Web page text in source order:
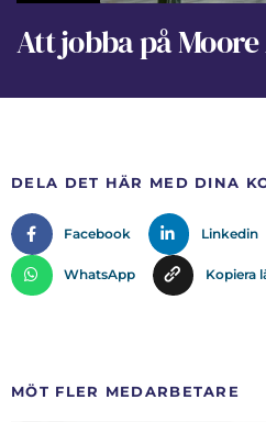
Att jobba på
DELA DET HÄR MED DINA
Facebook Linkedin
WhatsApp Kopiera
MÖT FLER MEDARBETARE